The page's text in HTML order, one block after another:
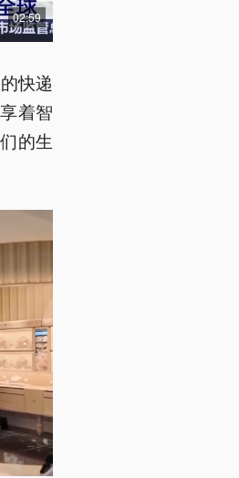
02:59
快递
着智
的生